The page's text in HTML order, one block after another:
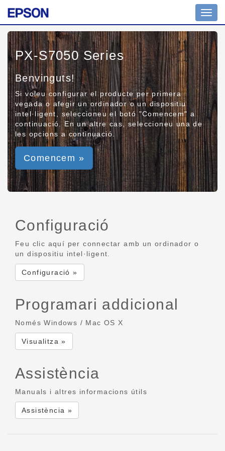
PX-S7050 Series
Benvinguts!
Si voleu configurar el producte per primera
vegada o afegir un ordinador o un dispositiu
intel·ligent, seleccioneu el botó "Comencem" a
continuació. En un altre cas, seleccioneu una de
les opcions a continuació.
Comencem »
Configuració
Feu clic aquí per connectar amb un ordinador o
un dispositiu intel·ligent.
Configuració »
Programari addicional
Només Windows / Mac OS X
Visualitza »
Assistència
Manuals i altres informacions útils
Assistència »